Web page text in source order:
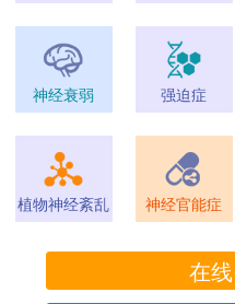
神经衰弱 强迫症
植物神经紊乱 神经官能症
在